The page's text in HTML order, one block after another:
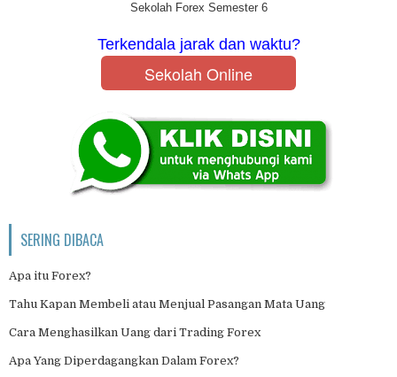
Sekolah Forex Semester 6
Terkendala jarak dan waktu?
Sekolah Online
SERING DIBACA
Apa itu Forex?
Tahu Kapan Membeli atau Menjual Pasangan Mata Uang
Cara Menghasilkan Uang dari Trading Forex
Apa Yang Diperdagangkan Dalam Forex?